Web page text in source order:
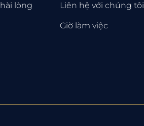
lòng Liên hệ với chúng tôi
Giờ làm việc